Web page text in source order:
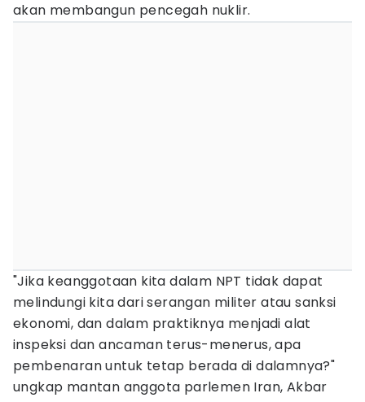
akan membangun pencegah nuklir.
"Jika keanggotaan kita dalam NPT tidak dapat
melindungi kita dari serangan militer atau sanksi
ekonomi, dan dalam praktiknya menjadi alat
inspeksi dan ancaman terus-menerus, apa
pembenaran untuk tetap berada di dalamnya?"
ungkap mantan anggota parlemen Iran, Akbar